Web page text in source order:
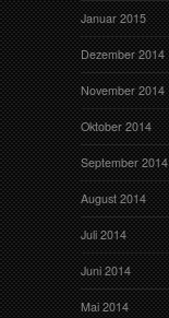
Januar 2015
Dezember 2014
November 2014
Oktober 2014
September 2014
August 2014
Juli 2014
Juni 2014
Mai 2014